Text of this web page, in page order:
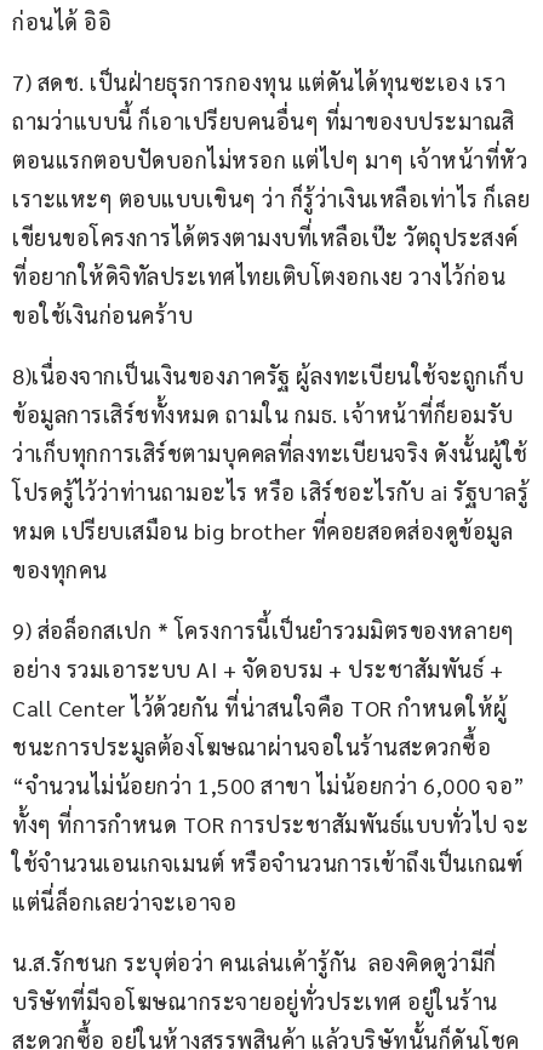
ก่อนได้ อิอิ
7) สดช. เป็นฝ่ายธุรการกองทุน แต่ดันได้ทุนซะเอง เรา
ถามว่าแบบนี้ ก็เอาเปรียบคนอื่นๆ ที่มาของบประมาณสิ
ตอนแรกตอบปัดบอกไม่หรอก แต่ไปๆ มาๆ เจ้าหน้าที่หัว
เราะแหะๆ ตอบแบบเขินๆ ว่า ก็รู้ว่าเงินเหลือเท่าไร ก็เลย
เขียนขอโครงการได้ตรงตามงบที่เหลือเป๊ะ วัตถุประสงค์
ที่อยากให้ดิจิทัลประเทศไทยเติบโตงอกเงย วางไว้ก่อน
ขอใช้เงินก่อนคร้าบ
8)เนื่องจากเป็นเงินของภาครัฐ ผู้ลงทะเบียนใช้จะถูกเก็บ
ข้อมูลการเสิร์ชทั้งหมด ถามใน กมธ. เจ้าหน้าที่ก็ยอมรับ
ว่าเก็บทุกการเสิร์ชตามบุคคลที่ลงทะเบียนจริง ดังนั้นผู้ใช้
โปรดรู้ไว้ว่าท่านถามอะไร หรือ เสิร์ชอะไรกับ ai รัฐบาลรู้
หมด เปรียบเสมือน big brother ที่คอยสอดส่องดูข้อมูล
ของทุกคน
9) ส่อล็อกสเปก * โครงการนี้เป็นยำรวมมิตรของหลายๆ
อย่าง รวมเอาระบบ AI + จัดอบรม + ประชาสัมพันธ์ +
Call Center ไว้ด้วยกัน ที่น่าสนใจคือ TOR กำหนดให้ผู้
ชนะการประมูลต้องโฆษณาผ่านจอในร้านสะดวกซื้อ
“จำนวนไม่น้อยกว่า 1,500 สาขา ไม่น้อยกว่า 6,000 จอ”
ทั้งๆ ที่การกำหนด TOR การประชาสัมพันธ์แบบทั่วไป จะ
ใช้จำนวนเอนเกจเมนต์ หรือจำนวนการเข้าถึงเป็นเกณฑ์
แต่นี่ล็อกเลยว่าจะเอาจอ
น.ส.รักชนก ระบุต่อว่า คนเล่นเค้ารู้กัน  ลองคิดดูว่ามีกี่
บริษัทที่มีจอโฆษณากระจายอยู่ทั่วประเทศ อยู่ในร้าน
สะดวกซื้อ อยู่ในห้างสรรพสินค้า แล้วบริษัทนั้นก็ดันโชค